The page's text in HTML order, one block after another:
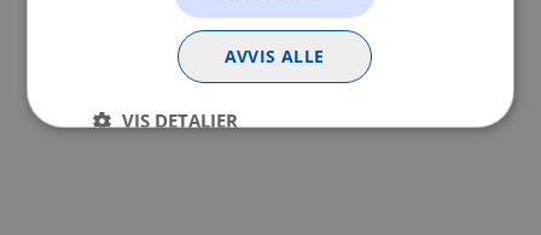
AVVIS ALLE
VIS DETALJER